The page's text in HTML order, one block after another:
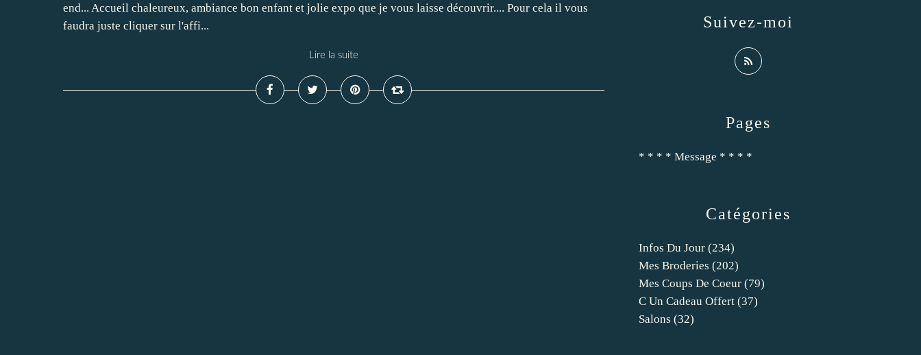
end... Accueil chaleureux, ambiance bon enfant et jolie expo que je vous laisse découvrir.... Pour cela il vous
faudra juste cliquer sur l'affi...
Lire la suite
Catégories
Infos Du Jour (234)
Mes Broderies (202)
Mes Coups De Coeur (79)
C Un Cadeau Offert (37)
Salons (32)
Pages
* * * * Message * * * *
Suivez-moi